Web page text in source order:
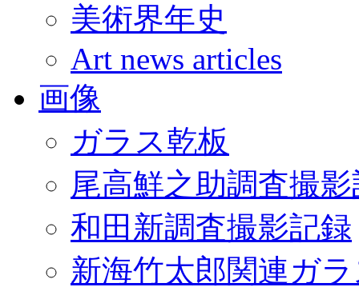
美術界年史
Art news articles
画像
ガラス乾板
尾高鮮之助調査撮
和田新調査撮影記録
新海竹太郎関連ガ